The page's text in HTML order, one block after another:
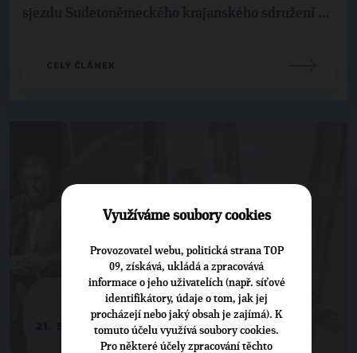
sjezdu Sudetoněmeckého krajanského sdružení ...
CELÝ ČLÁNEK
21. 5. 2026
Využíváme soubory cookies
Provozovatel webu, politická strana TOP
09, získává, ukládá a zpracovává
informace o jeho uživatelích (např. síťové
identifikátory, údaje o tom, jak jej
procházejí nebo jaký obsah je zajímá). K
tomuto účelu využívá soubory cookies.
Pro některé účely zpracování těchto